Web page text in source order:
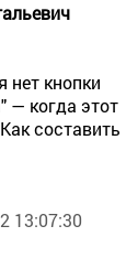
нет кнопки
— когда этот
составить
13:07:30